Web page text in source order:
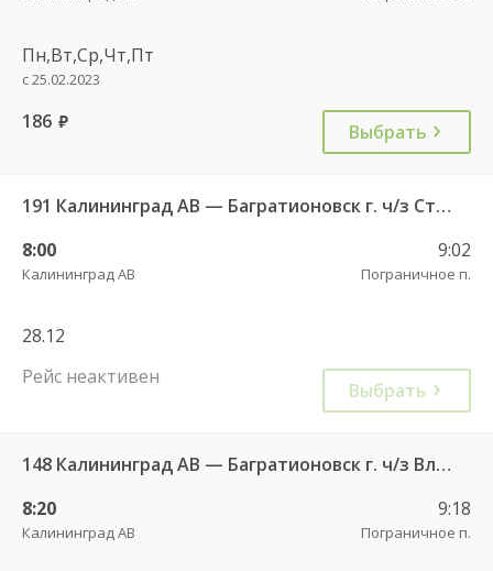
Пн,Вт,Ср,Чт,Пт
с 25.02.2023
186 руб. Выбрать
191 Калининград АВ — Багратионовск г. ч/з Стрельня п., Долгоруково п.
8:00
Калининград АВ
9:02
Пограничное п.
28.12
Рейс неактивен
Выбрать
148 Калининград АВ — Багратионовск г. ч/з Владимирово п., Славское п., Долгоруково п.
8:20
Калининград АВ
9:18
Пограничное п.